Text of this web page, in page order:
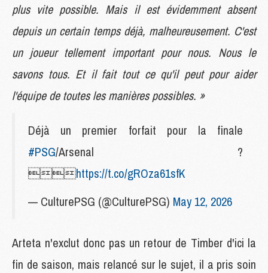
plus vite possible. Mais il est évidemment absent
depuis un certain temps déjà, malheureusement. C'est
un joueur tellement important pour nous. Nous le
savons tous. Et il fait tout ce qu'il peut pour aider
l'équipe de toutes les manières possibles. »
Déjà un premier forfait pour la finale
#PSG/Arsenal ?
https://t.co/gROza61sfK
— CulturePSG (@CulturePSG) May 12, 2026
Arteta n'exclut donc pas un retour de Timber d'ici la
fin de saison, mais relancé sur le sujet, il a pris soin